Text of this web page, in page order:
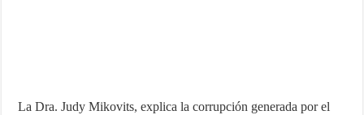
La Dra. Judy Mikovits, explica la corrupción generada por el